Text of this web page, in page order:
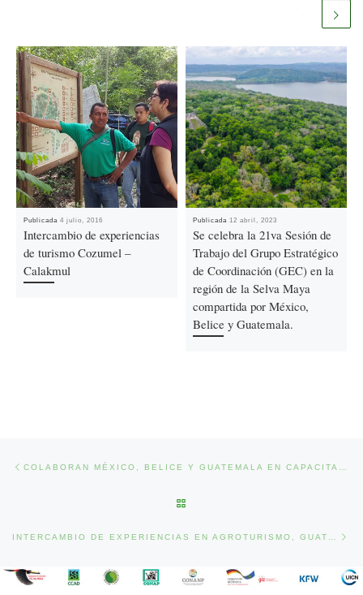
Publicada4 julio, 2016
Intercambio de experiencias
de turismo Cozumel –
Calakmul
Publicada 12 abril, 2023
Se celebra la 21va Sesión de
Trabajo del Grupo Estratégico
de Coordinación (GEC) en la
región de la Selva Maya
compartida por México,
Belice y Guatemala.